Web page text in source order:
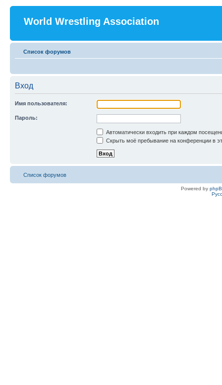
World Wrestling Association
Список форумов
Вход
Имя пользователя:
Пароль:
Автоматически входить при каждом
Скрыть моё пребывание на конференции в
Список форумов
Powered by